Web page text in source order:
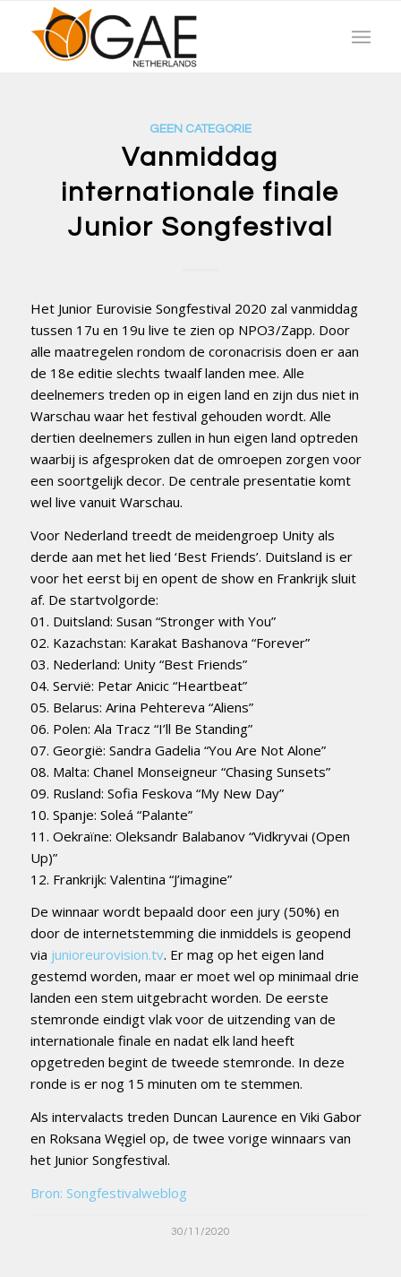
GEEN CATEGORIE
Vanmiddag
internationale finale
Junior Songfestival
Het Junior Eurovisie Songfestival 2020 zal vanmiddag
tussen 17u en 19u live te zien op NPO3/Zapp. Door
alle maatregelen rondom de coronacrisis doen er aan
de 18e editie slechts twaalf landen mee. Alle
deelnemers treden op in eigen land en zijn dus niet in
Warschau waar het festival gehouden wordt. Alle
dertien deelnemers zullen in hun eigen land optreden
waarbij is afgesproken dat de omroepen zorgen voor
een soortgelijk decor. De centrale presentatie komt
wel live vanuit Warschau.
Voor Nederland treedt de meidengroep Unity als
derde aan met het lied ‘Best Friends’. Duitsland is er
voor het eerst bij en opent de show en Frankrijk sluit
af. De startvolgorde:
01. Duitsland: Susan “Stronger with You”
02. Kazachstan: Karakat Bashanova “Forever”
03. Nederland: Unity “Best Friends”
04. Servië: Petar Anicic “Heartbeat”
05. Belarus: Arina Pehtereva “Aliens”
06. Polen: Ala Tracz “I’ll Be Standing”
07. Georgië: Sandra Gadelia “You Are Not Alone”
08. Malta: Chanel Monseigneur “Chasing Sunsets”
09. Rusland: Sofia Feskova “My New Day”
10. Spanje: Soleá “Palante”
11. Oekraïne: Oleksandr Balabanov “Vidkryvai (Open
Up)”
12. Frankrijk: Valentina “J’imagine”
De winnaar wordt bepaald door een jury (50%) en
door de internetstemming die inmiddels is geopend
via junioreurovision.tv. Er mag op het eigen land
gestemd worden, maar er moet wel op minimaal drie
landen een stem uitgebracht worden. De eerste
stemronde eindigt vlak voor de uitzending van de
internationale finale en nadat elk land heeft
opgetreden begint de tweede stemronde. In deze
ronde is er nog 15 minuten om te stemmen.
Als intervalacts treden Duncan Laurence en Viki Gabor
en Roksana Węgiel op, de twee vorige winnaars van
het Junior Songfestival.
Bron: Songfestivalweblog
30/11/2020